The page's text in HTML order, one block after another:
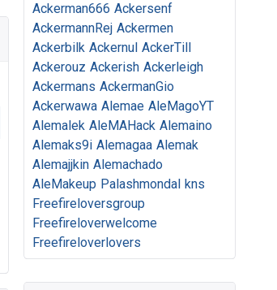
Ackerman666 Ackersenf
AckermannRej Ackermen
Ackerbilk Ackernul AckerTill
Ackerouz Ackerish Ackerleigh
Ackermans AckermanGio
Ackerwawa Alemae AleMagoYT
Alemalek AleMAHack Alemaino
Alemaks9i Alemagaa Alemak
Alemajjkin Alemachado
AleMakeup Palashmondal kns
Freefireloversgroup
Freefireloverwelcome
Freefireloverlovers